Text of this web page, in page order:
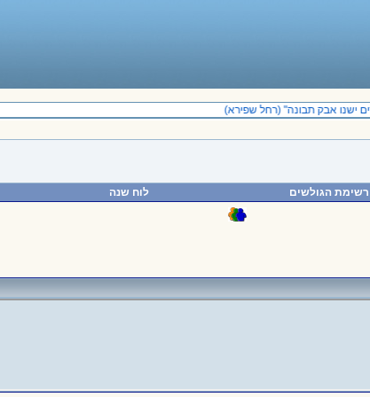
ישנו אבק תבונה" (רחל שפירא)
רשימת הגולשים לוח שנה